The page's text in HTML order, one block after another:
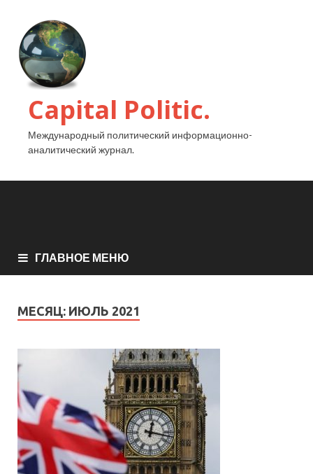
Capital Politic.
Международный политический информационно-
аналитический журнал.
ГЛАВНОЕ МЕНЮ
МЕСЯЦ: ИЮЛЬ 2021